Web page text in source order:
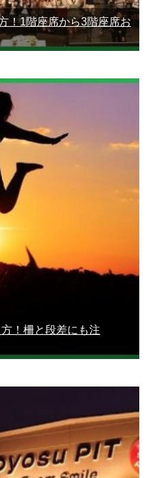
！1階座席から3階座席お
！柵と段差にも注